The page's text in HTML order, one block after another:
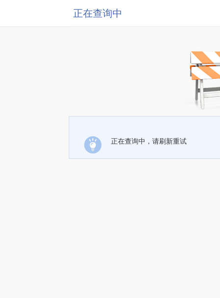
正在查询中
正在查询中，请刷新重试